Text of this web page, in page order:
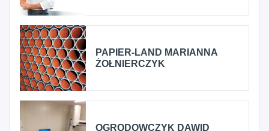
PAPIER-LAND MARIANNA
ŻOŁNIERCZYK
OGRODOWCZYK DAWID